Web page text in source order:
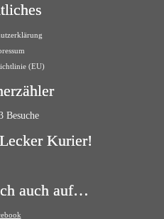
(EU)
Besuche
Kurier!
auch auf…